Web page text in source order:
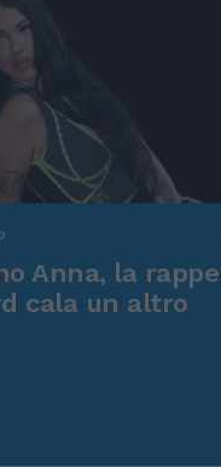
Anna, la
cala un altro